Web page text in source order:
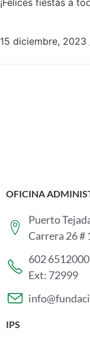
¡Felices fiestas a
15 diciembre, 2023
OFICINA
Puerto
Carrera 26 #
602 6512000
Ext: 72999
IPS